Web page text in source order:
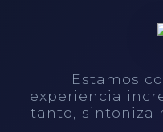
Estamos
experiencia
tanto, sintoniza